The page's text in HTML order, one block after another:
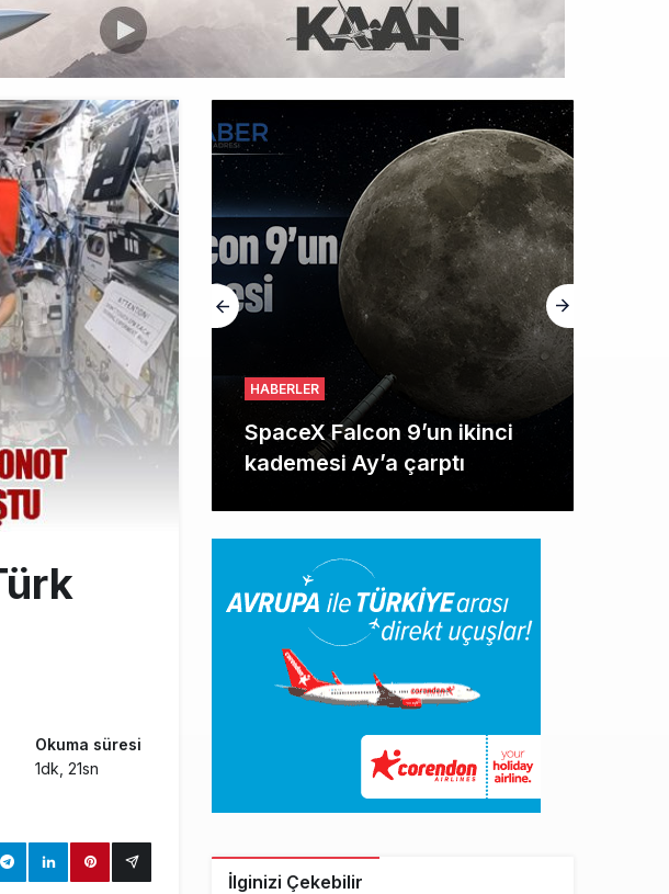
Okuma süresi
1dk, 21sn
HABERLER
SpaceX Falcon 9’un ikinci
kademesi Ay’a çarptı
İlginizi Çekebilir